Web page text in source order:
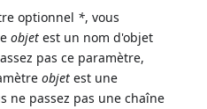
optionnel *, vous
objet est un nom d'objet
pas ce paramètre,
objet est une
ne passez pas une chaîne